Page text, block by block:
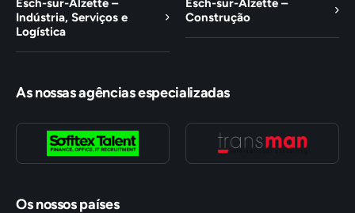
Indústria, Serviços e
Logística
Construção
As nossas agências especializadas
Os nossos países